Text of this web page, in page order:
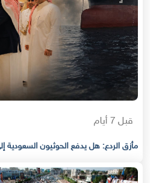
قبل 7 أيام
مأزق الردع: هل يدفع الحوثيون السعودية